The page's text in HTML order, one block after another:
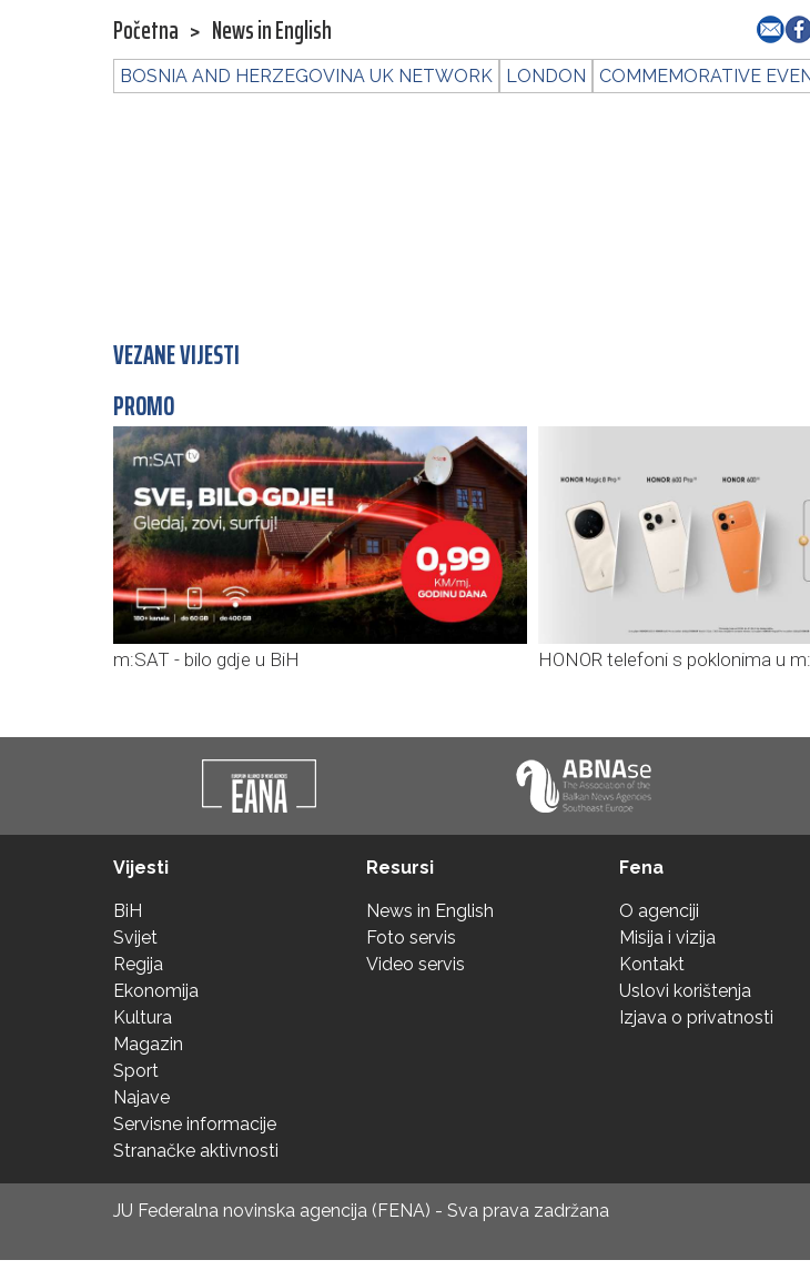
Početna > News in English
BOSNIA AND HERZEGOVINA UK NETWORK LONDON COMMEMORATIVE
VEZANE VIJESTI
PROMO
m:SAT - bilo gdje u BiH HONOR telefoni s poklonima u
Vijesti
BiH
Svijet
Regija
Ekonomija
Kultura
Magazin
Sport
Najave
Servisne informacije
Stranačke aktivnosti
Resursi
News in English
Foto servis
Video servis
Fena
O agenciji
Misija i vizija
Kontakt
Uslovi korištenja
Izjava o privatnosti
JU Federalna novinska agencija (FENA) - Sva prava zadržana